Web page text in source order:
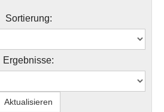
Sortierung:
Ergebnisse: